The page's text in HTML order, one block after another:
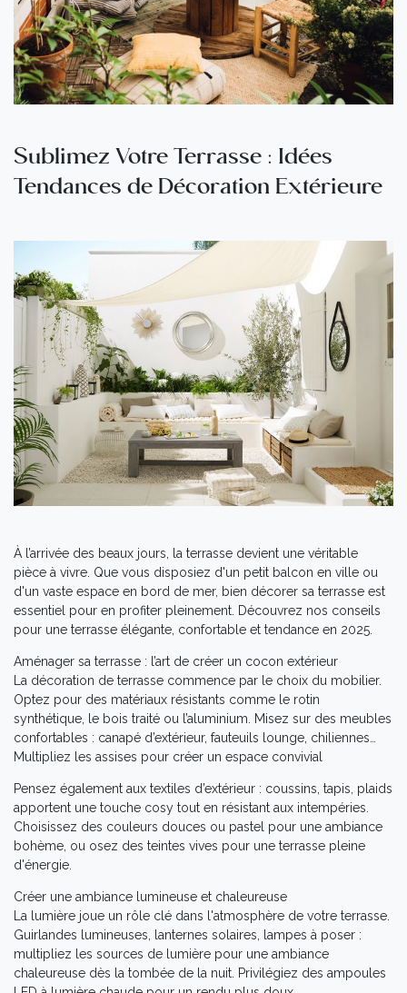
Sublimez Votre Terrasse : Idées
Tendances de Décoration Extérieure
À l’arrivée des beaux jours, la terrasse devient une véritable
pièce à vivre. Que vous disposiez d'un petit balcon en ville ou
d'un vaste espace en bord de mer, bien décorer sa terrasse est
essentiel pour en profiter pleinement. Découvrez nos conseils
pour une terrasse élégante, confortable et tendance en 2025.
Aménager sa terrasse : l’art de créer un cocon extérieur
La décoration de terrasse commence par le choix du mobilier.
Optez pour des matériaux résistants comme le rotin
synthétique, le bois traité ou l’aluminium. Misez sur des meubles
confortables : canapé d’extérieur, fauteuils lounge, chiliennes…
Multipliez les assises pour créer un espace convivial
Pensez également aux textiles d’extérieur : coussins, tapis, plaids
apportent une touche cosy tout en résistant aux intempéries.
Choisissez des couleurs douces ou pastel pour une ambiance
bohème, ou osez des teintes vives pour une terrasse pleine
d'énergie.
Créer une ambiance lumineuse et chaleureuse
La lumière joue un rôle clé dans l'atmosphère de votre terrasse.
Guirlandes lumineuses, lanternes solaires, lampes à poser :
multipliez les sources de lumière pour une ambiance
chaleureuse dès la tombée de la nuit. Privilégiez des ampoules